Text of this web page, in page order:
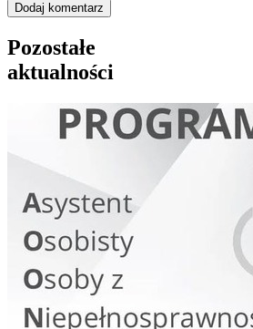
Dodaj komentarz
Pozostałe
aktualności